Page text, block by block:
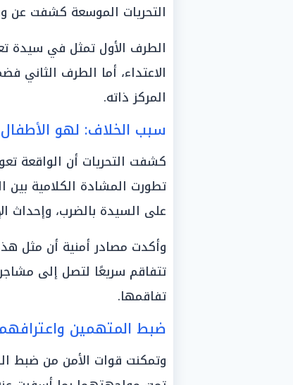
التحريات الموسعة كشفت عن
الطرف الأول تمثل في سيدة
الاعتداء، أما الطرف
المركز ذاته.
سبب الخلاف: لهو الأطفال
كشفت التحريات أن الواقعة
تطورت المشادة الكلامية
على السيدة بالضرب، وإحداث
وأكدت مصادر أمنية أن مثل
تتفاقم سريعًا لتصل إلى
تفاقمها.
ضبط المتهمين
وتمكنت قوات الأمن من ضبط